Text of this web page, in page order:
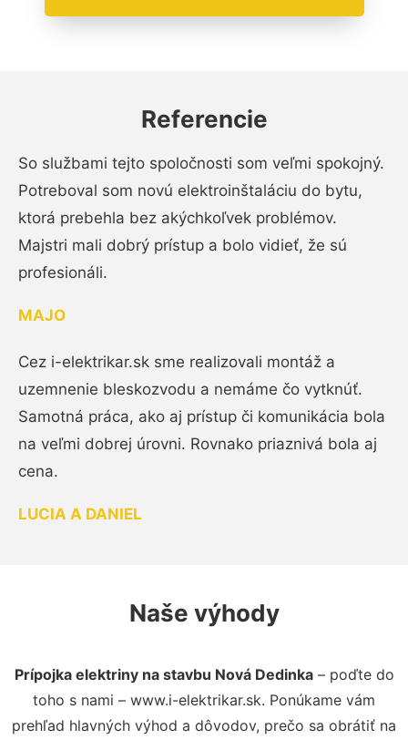
Referencie
So službami tejto spoločnosti som veľmi spokojný.
Potreboval som novú elektroinštaláciu do bytu,
ktorá prebehla bez akýchkoľvek problémov.
Majstri mali dobrý prístup a bolo vidieť, že sú
profesionáli.
MAJO
Cez i-elektrikar.sk sme realizovali montáž a
uzemnenie bleskozvodu a nemáme čo vytknúť.
Samotná práca, ako aj prístup či komunikácia bola
na veľmi dobrej úrovni. Rovnako priaznivá bola aj
cena.
LUCIA A DANIEL
Naše výhody
Prípojka elektriny na stavbu Nová Dedinka– poďte do
toho s nami – www.i-elektrikar.sk. Ponúkame vám
prehľad hlavných výhod a dôvodov, prečo sa obrátiť na